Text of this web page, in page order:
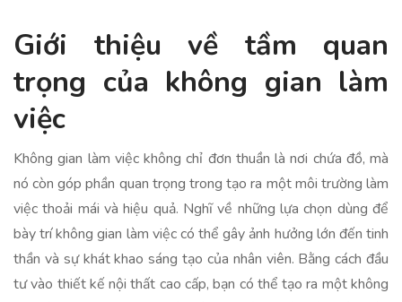
Giới thiệu về tầm quan
trọng của không gian làm
việc
Không gian làm việc không chỉ đơn thuần là nơi chứa đồ, mà
nó còn góp phần quan trọng trong tạo ra một môi trường làm
việc thoải mái và hiệu quả. Nghĩ về những lựa chọn dùng để
bày trí không gian làm việc có thể gây ảnh hưởng lớn đến tinh
thần và sự khát khao sáng tạo của nhân viên. Bằng cách đầu
tư vào thiết kế nội thất cao cấp, bạn có thể tạo ra một không